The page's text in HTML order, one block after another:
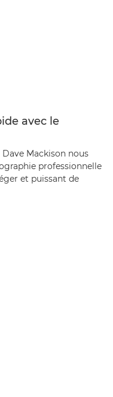
avec le
Mackison nous
professionnelle
et puissant de